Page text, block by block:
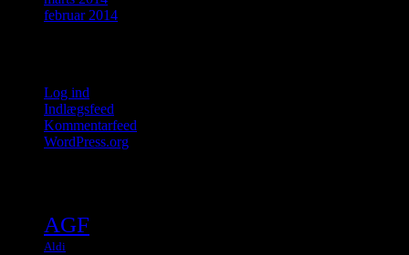
februar 2014
Log ind
Indlægsfeed
Kommentarfeed
WordPress.org
AGF
Aldi